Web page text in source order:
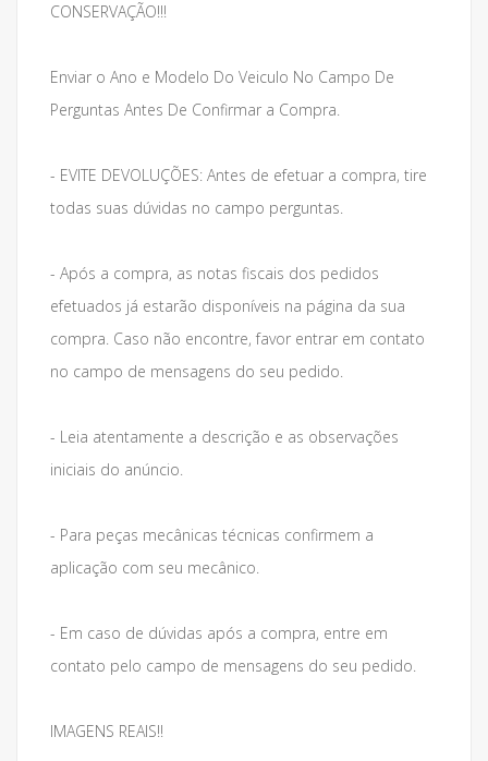
CONSERVAÇÃO!!!
Enviar o Ano e Modelo Do Veiculo No Campo De
Perguntas Antes De Confirmar a Compra.
- EVITE DEVOLUÇÕES: Antes de efetuar a compra, tire
todas suas dúvidas no campo perguntas.
- Após a compra, as notas fiscais dos pedidos
efetuados já estarão disponíveis na página da sua
compra. Caso não encontre, favor entrar em contato
no campo de mensagens do seu pedido.
- Leia atentamente a descrição e as observações
iniciais do anúncio.
- Para peças mecânicas técnicas confirmem a
aplicação com seu mecânico.
- Em caso de dúvidas após a compra, entre em
contato pelo campo de mensagens do seu pedido.
IMAGENS REAIS!!